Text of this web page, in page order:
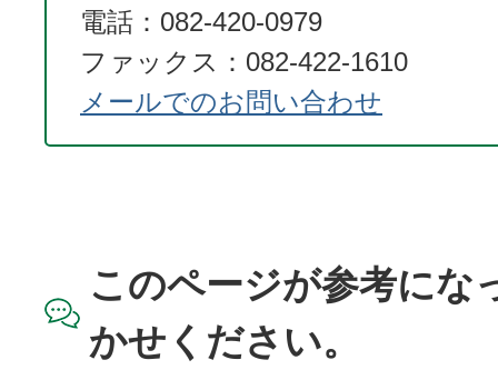
電話：082-420-0979
ファックス：082-422-1610
メールでのお問い合わせ
このページが参考にな
かせください。